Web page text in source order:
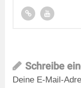
Schreibe
Deine E-Mail-